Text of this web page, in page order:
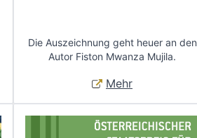
Die Auszeichnung geht heuer an den
Autor Fiston Mwanza Mujila.
Mehr